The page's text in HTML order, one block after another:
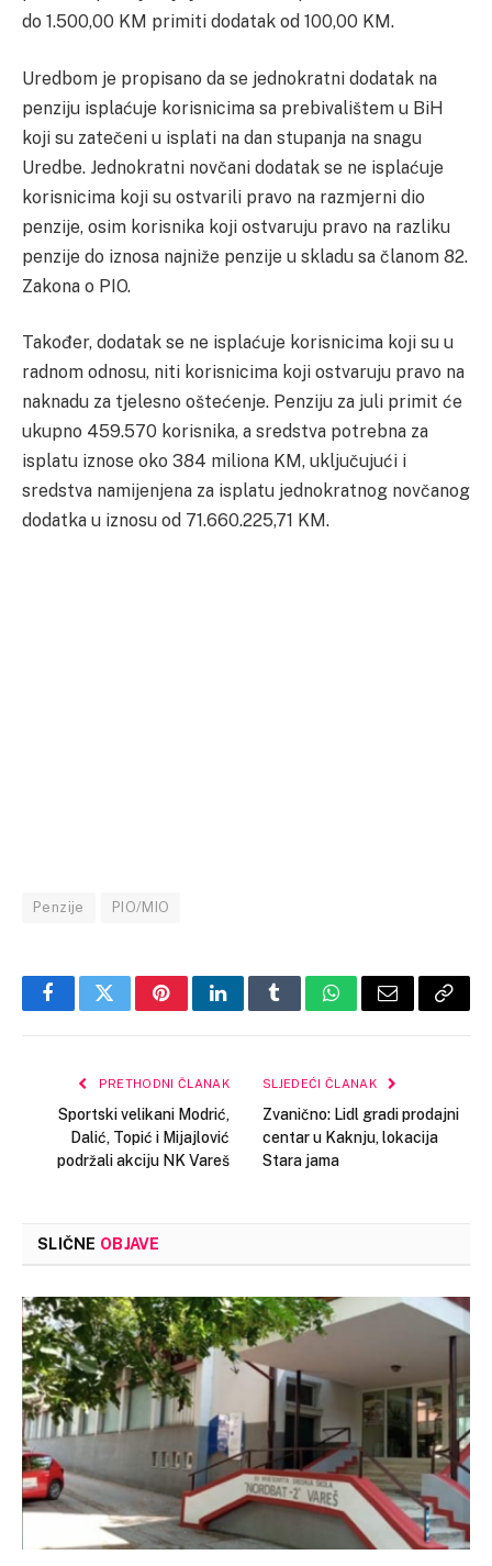
do 1.500,00 KM primiti dodatak od 100,00 KM.
Uredbom je propisano da se jednokratni dodatak na
penziju isplaćuje korisnicima sa prebivalištem u BiH
koji su zatečeni u isplati na dan stupanja na snagu
Uredbe. Jednokratni novčani dodatak se ne isplaćuje
korisnicima koji su ostvarili pravo na razmjerni dio
penzije, osim korisnika koji ostvaruju pravo na razliku
penzije do iznosa najniže penzije u skladu sa članom 82.
Zakona o PIO.
Također, dodatak se ne isplaćuje korisnicima koji su u
radnom odnosu, niti korisnicima koji ostvaruju pravo na
naknadu za tjelesno oštećenje. Penziju za juli primit će
ukupno 459.570 korisnika, a sredstva potrebna za
isplatu iznose oko 384 miliona KM, uključujući i
sredstva namijenjena za isplatu jednokratnog novčanog
dodatka u iznosu od 71.660.225,71 KM.
Penzije PIO/MIO
FacebookTwitterPinterestLinkedInTumblrWhatsApp
Email Copy
PRETHODNI ČLANAK
Sportski velikani Modrić,
Dalić, Topić i Mijajlović
podržali akciju NK Vareš
SLJEDEĆI ČLANAK
Zvanično: Lidl gradi prodajni
centar u Kaknju, lokacija
Stara jama
SLIČNE OBJAVE